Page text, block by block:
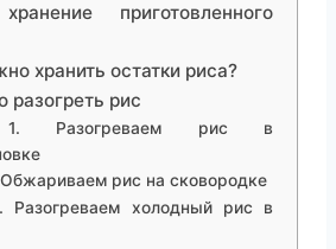
приготовленного
хранить остатки риса?
разогреть рис
1. Разогреваем рис в
рис на сковородке
Разогреваем холодный рис в